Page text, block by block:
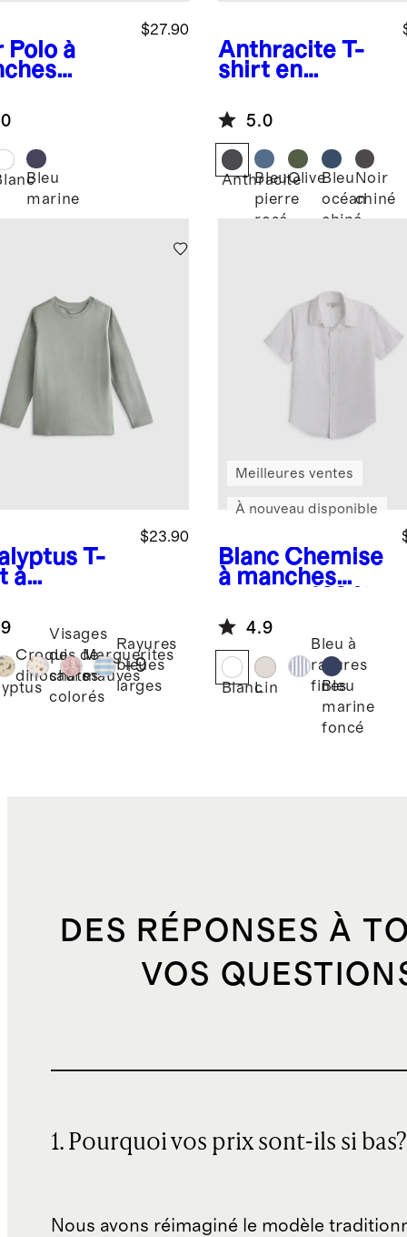
Polo à
de coton
$27.90
Bleu
marine
Anthracite T-
shirt en
Breeze
5.0
Anthracite
Bleu
pierre
rosé
OliveBleu
océan
chiné
Noir
chiné
T-
à
en
100 %
$23.90
Croquis de
dinosaures
Visages
de
chats
colorés
Marguerites
mauves
Rayures
bleues
larges
+9
Blanc Chemise
à manches
lin européen
Meilleures ventes
À nouveau disponible
4.9
BlancLin
Bleu à
rayures
fines
Bleu
marine
foncé
DES RÉPONSES À
VOS
1. Pourquoi vos prix sont-ils si bas?
Nous avons réimaginé le modèle